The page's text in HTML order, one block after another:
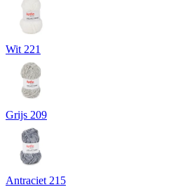
Wit 221
Grijs 209
Antraciet 215